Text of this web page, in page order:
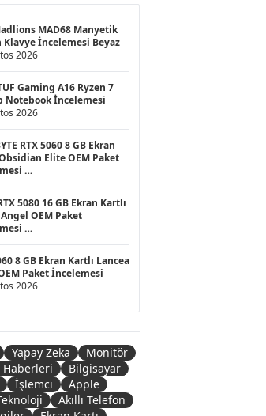
MAD68 Manyetik
Klavye İncelemesi Beyaz
2026
Gaming A16 Ryzen 7
Notebook İncelemesi
2026
RTX 5060 8 GB Ekran
Elite OEM Paket
5080 16 GB Ekran Kartlı
OEM Paket
8 GB Ekran Kartlı Lancea
Paket İncelemesi
2026
Yapay Zeka
Monitör
Haberleri
Bilgisayar
İşlemci
Apple
Akıllı Telefon